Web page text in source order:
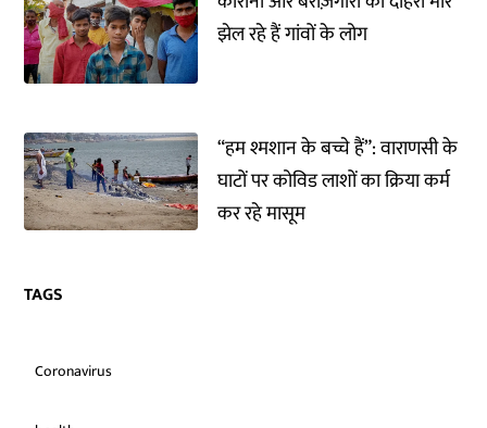
झेल रहे हैं गांवों के लोग
“हम श्मशान के बच्चे हैं”: वाराणसी के
घाटों पर कोविड लाशों का क्रिया कर्म
कर रहे मासूम
TAGS
Coronavirus